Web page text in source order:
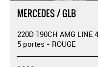
MERCEDES / GLB
220D 190CH AMG LINE
5 portes - ROUGE